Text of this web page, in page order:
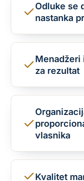
Odluke se
nastanka
Menadžeri
za rezultat
vlasnika
Kvalitet